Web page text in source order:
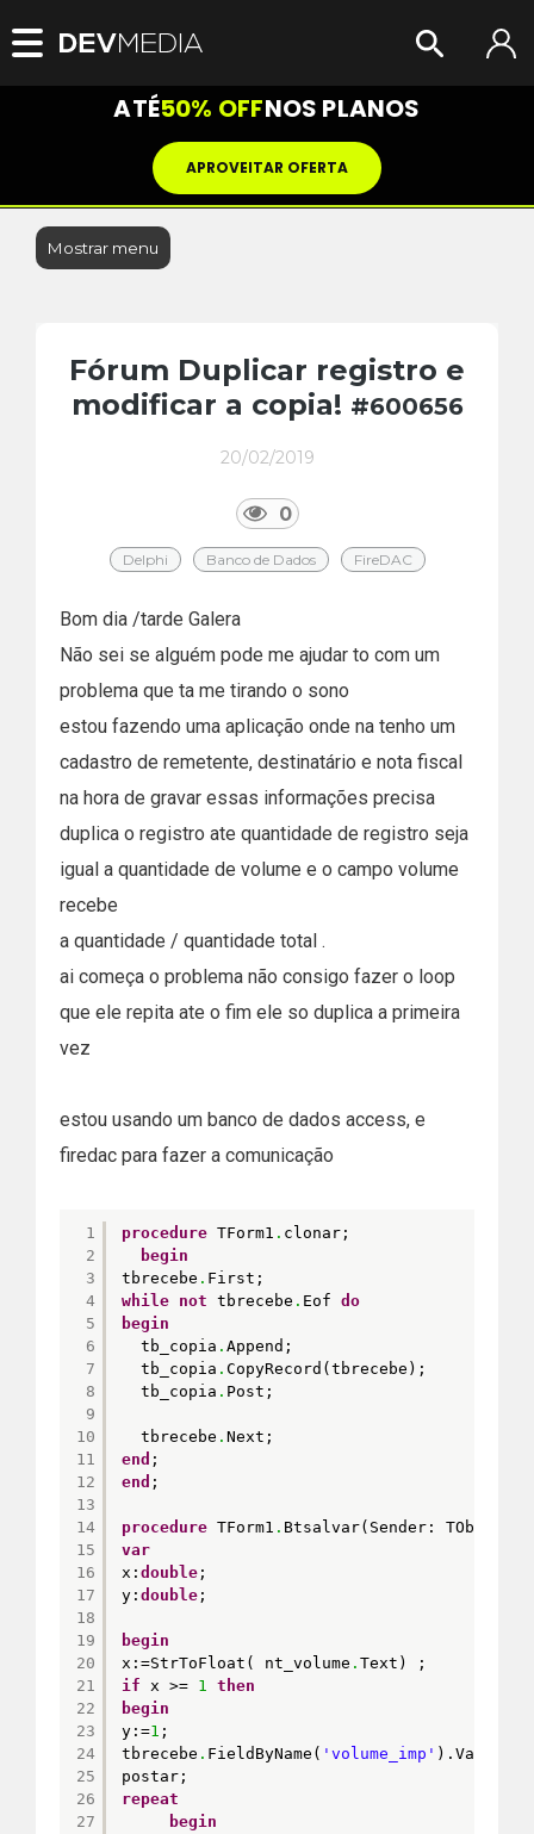
ATÉ50% OFFNOS PLANOS
APROVEITAR OFERTA
Mostrar menu
Fórum Duplicar registro e
modificar a copia! #600656
20/02/2019
0
Delphi Banco de Dados FireDAC
Bom dia /tarde Galera
Não sei se alguém pode me ajudar to com um
problema que ta me tirando o sono
estou fazendo uma aplicação onde na tenho um
cadastro de remetente, destinatário e nota fiscal
na hora de gravar essas informações precisa
duplica o registro ate quantidade de registro seja
igual a quantidade de volume e o campo volume
recebe
a quantidade / quantidade total .
ai começa o problema não consigo fazer o loop
que ele repita ate o fim ele so duplica a primeira
vez
estou usando um banco de dados access, e
firedac para fazer a comunicação
1
2
3
4
5
6
7
8
9
10
11
12
13
14
15
16
17
18
19
20
21
22
23
24
25
26
27
procedure TForm1 . clonar;
begin
tbrecebe . First;
while not tbrecebe . Eof do
begin
tb_copia . Append;
tb_copia . CopyRecord(tbrecebe);
tb_copia . Post;
tbrecebe . Next;
end ;
end ;
procedure TForm1 . Btsalvar(Sender: TObject);
var
x: double ;
y: double ;
begin
x:=StrToFloat( nt_volume . Text) ;
if x >= 1 then
begin
y:=1 ;
tbrecebe . FieldByName( 'volume_imp'
postar;
repeat
begin